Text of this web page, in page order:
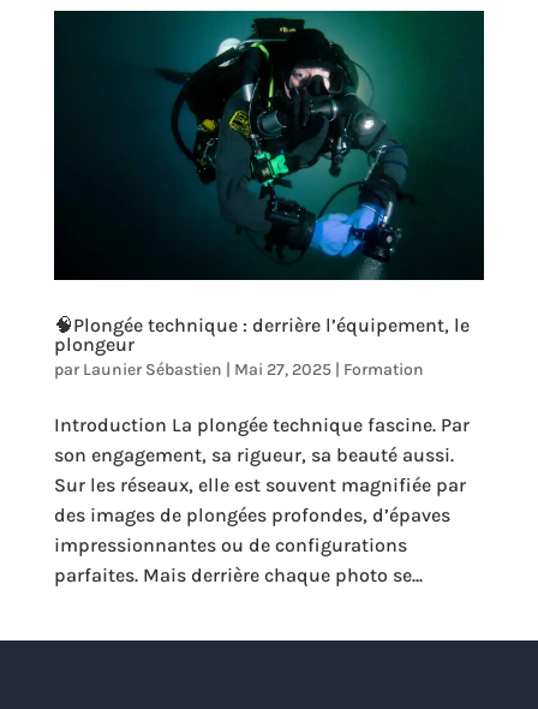
🧠Plongée technique : derrière l’équipement, le
plongeur
par Launier Sébastien | Mai 27, 2025| Formation
Introduction La plongée technique fascine. Par
son engagement, sa rigueur, sa beauté aussi.
Sur les réseaux, elle est souvent magnifiée par
des images de plongées profondes, d’épaves
impressionnantes ou de configurations
parfaites. Mais derrière chaque photo se...